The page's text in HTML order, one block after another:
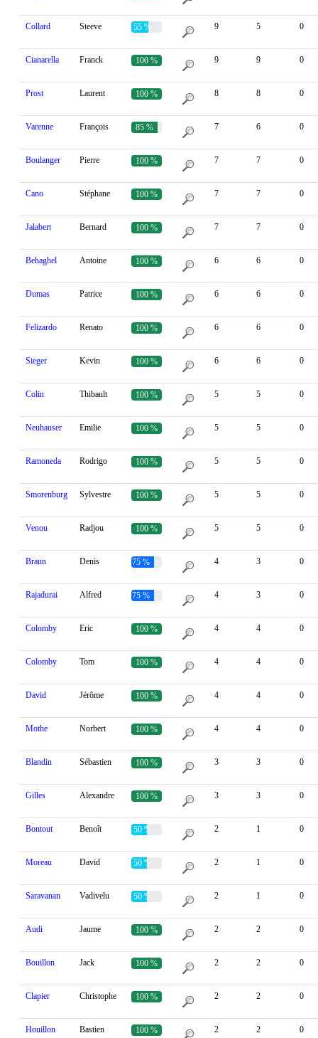
Collard Steeve 55 % 9 5 0
Cianarella Franck 100 % 9 9 0
Prost Laurent 100 % 8 8 0
Varenne François 85 % 7 6 0
Boulanger Pierre 100 % 7 7 0
Cano Stéphane 100 % 7 7 0
Jalabert Bernard 100 % 7 7 0
Behaghel Antoine 100 % 6 6 0
Dumas Patrice 100 % 6 6 0
Felizardo Renato 100 % 6 6 0
Sieger Kevin 100 % 6 6 0
Colin Thibault 100 % 5 5 0
Neuhauser Emilie 100 % 5 5 0
Ramoneda Rodrigo 100 % 5 5 0
Smorenburg Sylvestre 100 % 5 5 0
Venou Radjou 100 % 5 5 0
Braun Denis 75 % 4 3 0
Rajadurai Alfred 75 % 4 3 0
Colomby Eric 100 % 4 4 0
Colomby Tom 100 % 4 4 0
David Jérôme 100 % 4 4 0
Mothe Norbert 100 % 4 4 0
Blandin Sébastien 100 % 3 3 0
Gilles Alexandre 100 % 3 3 0
Bontout Benoît 50 % 2 1 0
Moreau David 50 % 2 1 0
Saravanan Vadivelu 50 % 2 1 0
Audi Jaume 100 % 2 2 0
Bouillon Jack 100 % 2 2 0
Clapier Christophe 100 % 2 2 0
Houillon Bastien 100 % 2 2 0